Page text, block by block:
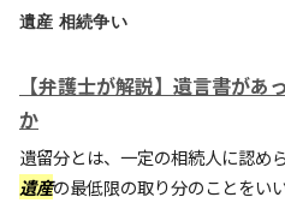
遺産 相続争い
【弁護士が解説】遺言書があ
か
遺留分とは、一定の相続人に認め
遺産の最低限の取り分のことをい